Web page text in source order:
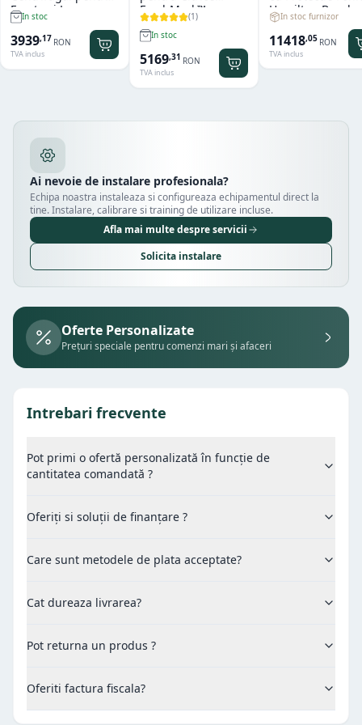
Fructe si Legume
Hendi
In stoc
3939,17 RON
TVA inclus
FreshMark™
Hamilton Beach
(1)
In stoc
5169,31 RON
TVA inclus
Hamilton Beach
Summit® Edge
In stoc furnizor
11418,05 RON
TVA inclus
Ai nevoie de instalare profesionala?
Echipa noastra instaleaza si configureaza echipamentul direct la
tine. Instalare, calibrare si training de utilizare incluse.
Afla mai multe despre servicii
Solicita instalare
Oferte Personalizate
Prețuri speciale pentru comenzi mari și afaceri
Intrebari frecvente
Pot primi o ofertă personalizată în funcție de
cantitatea comandată ?
Oferiți si soluții de finanțare ?
Care sunt metodele de plata acceptate?
Cat dureaza livrarea?
Pot returna un produs ?
Oferiti factura fiscala?